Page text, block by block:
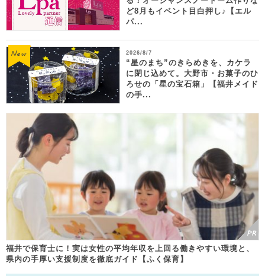
ど8月もイベント目白押し♪【エル
パ...
2026/8/7
“星のまち”のきらめきを、カケラ
に閉じ込めて。大野市・お菓子のひ
ろせの「星の宝石箱」【福井メイド
の手...
福井で保育士に！実は女性の平均年収を上回る働きやすい環境と、
県内の手厚い支援制度を徹底ガイド【ふく保育】